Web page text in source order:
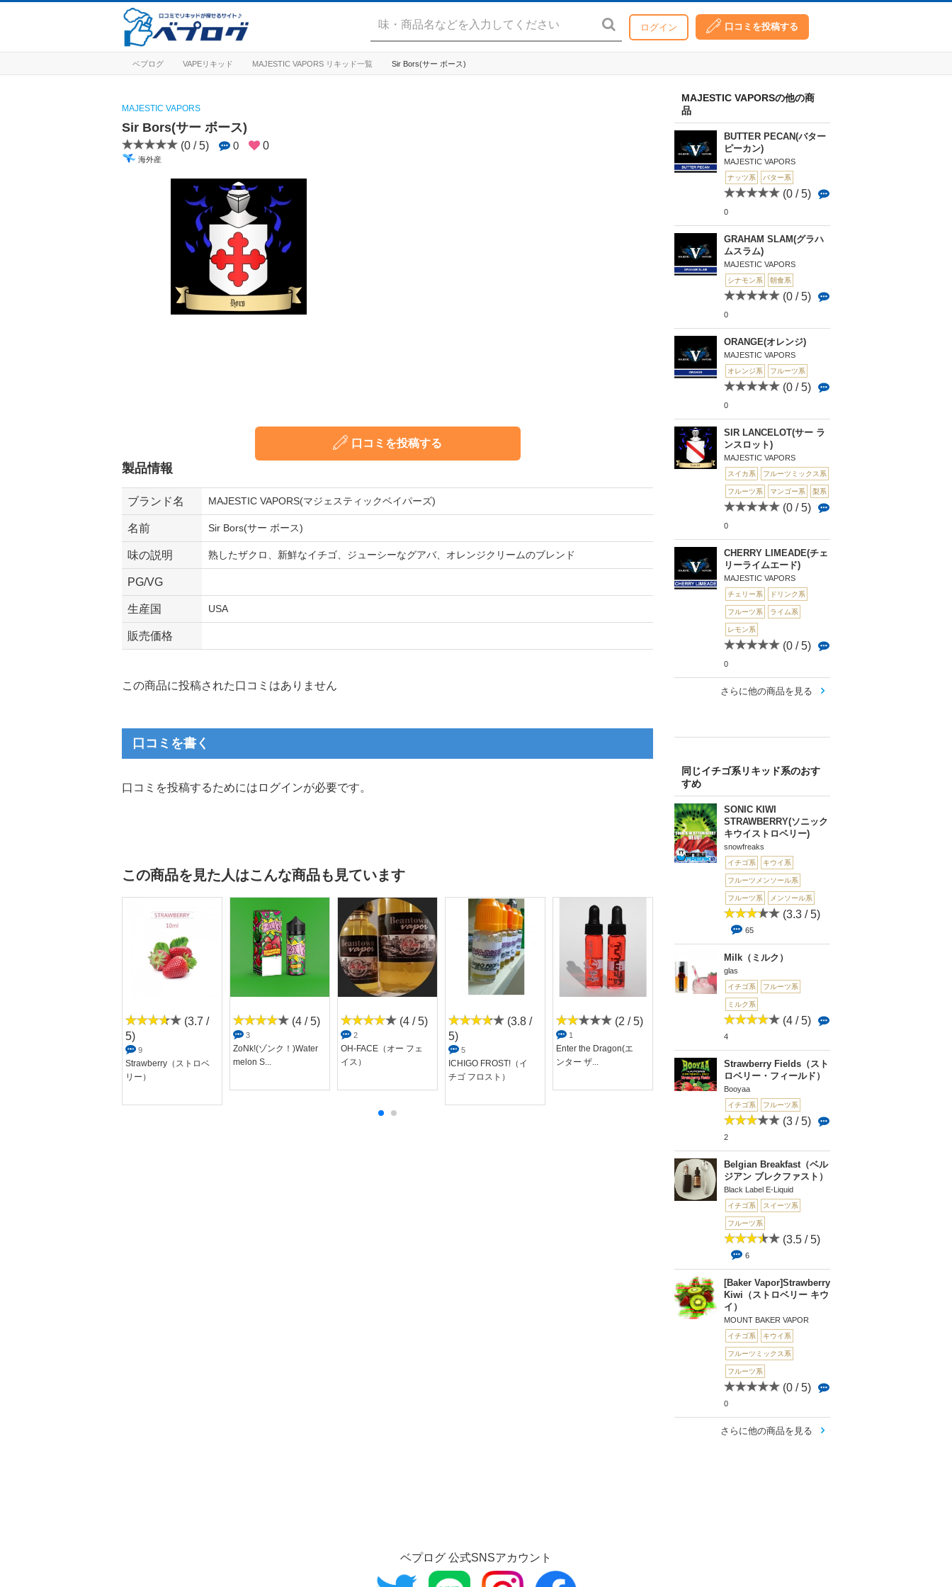
ログイン 口コミを投稿する
ベプログ VAPEリキッド MAJESTIC VAPORS リキッド一覧 Sir Bors(サー ボース)
MAJESTIC VAPORSの他の商
品
BUTTER PECAN(バター
ピーカン)
MAJESTIC VAPORS
ナッツ系 バター系
(0 / 5)
0
GRAHAM SLAM(グラハ
ムスラム)
MAJESTIC VAPORS
シナモン系 朝食系
(0 / 5)
0
ORANGE(オレンジ)
MAJESTIC VAPORS
オレンジ系 フルーツ系
(0 / 5)
0
SIR LANCELOT(サー ラ
ンスロット)
MAJESTIC VAPORS
スイカ系 フルーツミックス系
フルーツ系 マンゴー系 梨系
(0 / 5)
0
CHERRY LIMEADE(チェ
リーライムエード)
MAJESTIC VAPORS
チェリー系 ドリンク系
フルーツ系 ライム系
レモン系
(0 / 5)
0
さらに他の商品を見る
同じイチゴ系リキッド系のおす
すめ
SONIC KIWI
STRAWBERRY(ソニック
キウイストロベリー)
snowfreaks
イチゴ系 キウイ系
フルーツメンソール系
フルーツ系 メンソール系
(3.3 / 5)
65
Milk（ミルク）
glas
イチゴ系 フルーツ系
ミルク系
(4 / 5)
4
Strawberry Fields（スト
ロベリー・フィールド）
Booyaa
イチゴ系 フルーツ系
(3 / 5)
2
Belgian Breakfast（ベル
ジアン ブレクファスト）
Black Label E-Liquid
イチゴ系 スイーツ系
フルーツ系
(3.5 / 5)
6
[Baker Vapor]Strawberry
Kiwi（ストロベリー キウ
イ）
MOUNT BAKER VAPOR
イチゴ系 キウイ系
フルーツミックス系
フルーツ系
(0 / 5)
0
さらに他の商品を見る
MAJESTIC VAPORS
Sir Bors(サー ボース)
(0 / 5) 0 0
海外産
口コミを投稿する
製品情報
ブランド名 MAJESTIC VAPORS(マジェスティックベイパーズ)
名前 Sir Bors(サー ボース)
味の説明 熟したザクロ、新鮮なイチゴ、ジューシーなグアバ、オレンジクリームのブレンド
PG/VG
生産国 USA
販売価格
この商品に投稿された口コミはありません
口コミを書く
口コミを投稿するためにはログインが必要です。
この商品を見た人はこんな商品も見ています
(3.7 /
5)
9
Strawberry（ストロベ
リー）
(4 / 5)
3
ZoNk!(ゾンク！)Water
melon S...
(4 / 5)
2
OH-FACE（オー フェ
イス）
(3.8 /
5)
5
ICHIGO FROST!（イ
チゴ フロスト）
(2 / 5)
1
Enter the Dragon(エ
ンター ザ...
(0 / 5)
[CANDY LINE] STRA
WBERRY...
(0 / 5)
[Flavors with Stevia
（フレ...
ベプログ 公式SNSアカウント